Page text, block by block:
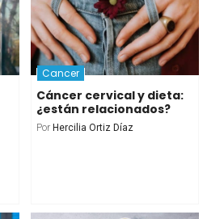
Cancer
Cáncer cervical y dieta:
¿están relacionados?
Por Hercilia Ortiz Díaz